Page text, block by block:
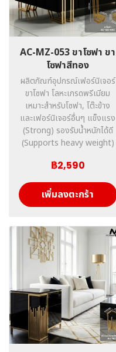
AC-MZ-053 ขาโซฟา ขา
โซฟาสีทอง
ผลิตภัณฑ์อุปกรณ์เฟอร์นิเจอร์
ขาโซฟา โลหะเกรดพรีเมียม
เหมาะสำหรับโซฟา, โต๊ะข้าง
และเฟอร์นิเจอร์อื่นๆ แข็งแรง
(Strong) รองรับน้ำหนักได้ดี
(Supports heavy weight)
฿2,590
เพิ่มลงตะกร้า